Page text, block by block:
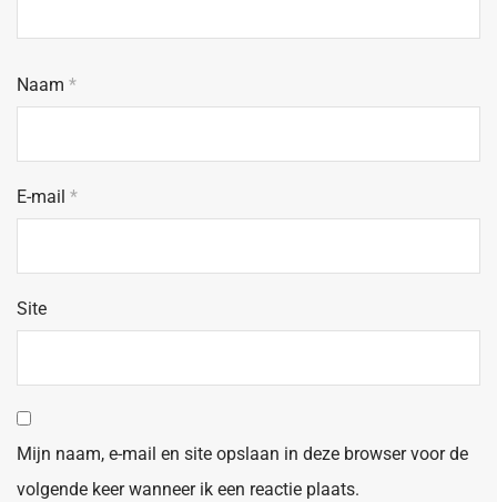
Naam *
E-mail *
Site
Mijn naam, e-mail en site opslaan in deze browser voor de
volgende keer wanneer ik een reactie plaats.